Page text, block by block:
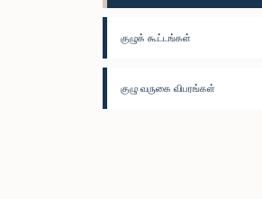
குழுக் கூட்டங்கள்
குழு வருகை விபரங்கள்